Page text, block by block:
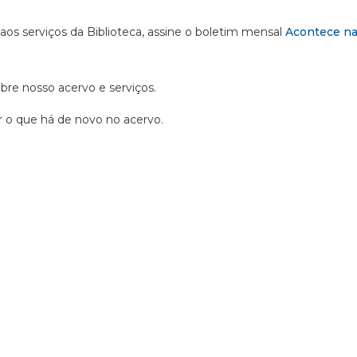
serviços da Biblioteca, assine o boletim mensal Acontece
nosso acervo e serviços.
o que há de novo no acervo.